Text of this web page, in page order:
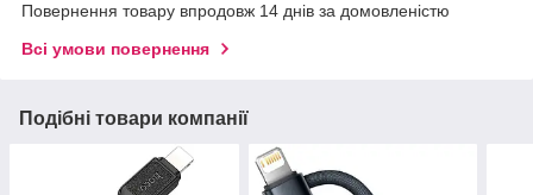
Повернення товару впродовж 14 днів за домовленістю
Всі умови повернення
Подібні товари компанії